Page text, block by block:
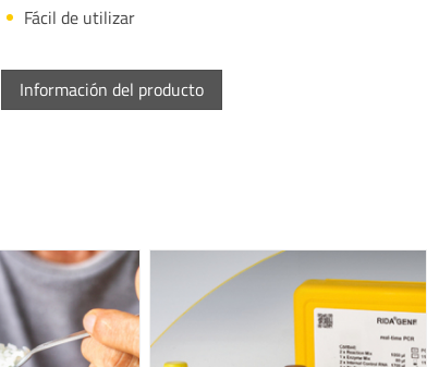
Fácil de utilizar
Información del producto